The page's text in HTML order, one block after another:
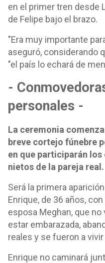
en el primer tren desde
de Felipe bajo el brazo.
"Era muy importante
aseguró, considerando
"el país lo echará de
-
personales -
La ceremonia
breve cortejo fúnebre
en que participarán
nietos de la pareja real.
Será la primera
Enrique, de 36 años,
esposa Meghan, que no
estar embarazada,
reales y se fueron a
Enrique no caminará